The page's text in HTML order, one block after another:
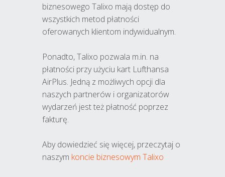
biznesowego Talixo mają dostęp do
wszystkich metod płatności
oferowanych klientom indywidualnym.
Ponadto, Talixo pozwala m.in. na
płatności przy użyciu kart Lufthansa
AirPlus. Jedną z możliwych opcji dla
naszych partnerów i organizatorów
wydarzeń jest też płatność poprzez
fakturę.
Aby dowiedzieć się więcej, przeczytaj o
naszym koncie biznesowym Talixo